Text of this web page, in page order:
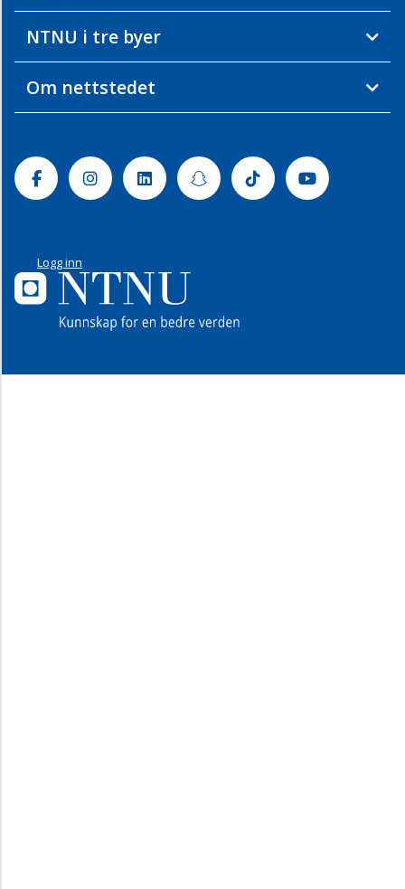
NTNU i tre byer
Om nettstedet
FacebookInstagramLinkedinSnapchatTiktok Youtube
Logg inn